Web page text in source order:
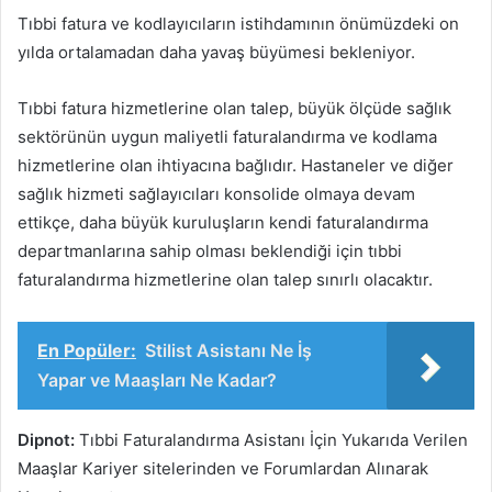
Tıbbi fatura ve kodlayıcıların istihdamının önümüzdeki on
yılda ortalamadan daha yavaş büyümesi bekleniyor.
Tıbbi fatura hizmetlerine olan talep, büyük ölçüde sağlık
sektörünün uygun maliyetli faturalandırma ve kodlama
hizmetlerine olan ihtiyacına bağlıdır. Hastaneler ve diğer
sağlık hizmeti sağlayıcıları konsolide olmaya devam
ettikçe, daha büyük kuruluşların kendi faturalandırma
departmanlarına sahip olması beklendiği için tıbbi
faturalandırma hizmetlerine olan talep sınırlı olacaktır.
En Popüler: Stilist Asistanı Ne İş
Yapar ve Maaşları Ne Kadar?
Dipnot: Tıbbi Faturalandırma Asistanı İçin Yukarıda Verilen
Maaşlar Kariyer sitelerinden ve Forumlardan Alınarak